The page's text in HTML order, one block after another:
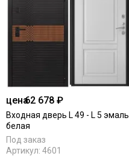
цена62 678 ₽
Входная дверь L 49 - L 5 эмаль
белая
Под заказ
Артикул: 4601